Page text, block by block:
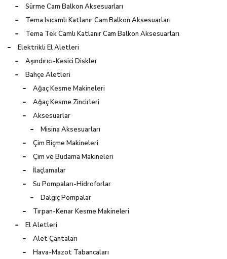
Sürme Cam Balkon Aksesuarları
Tema Isıcamlı Katlanır Cam Balkon Aksesuarları
Tema Tek Camlı Katlanır Cam Balkon Aksesuarları
Elektrikli El Aletleri
Aşındırıcı-Kesici Diskler
Bahçe Aletleri
Ağaç Kesme Makineleri
Ağaç Kesme Zincirleri
Aksesuarlar
Misina Aksesuarları
Çim Biçme Makineleri
Çim ve Budama Makineleri
İlaçlamalar
Su Pompaları-Hidroforlar
Dalgıç Pompalar
Tırpan-Kenar Kesme Makineleri
El Aletleri
Alet Çantaları
Hava-Mazot Tabancaları